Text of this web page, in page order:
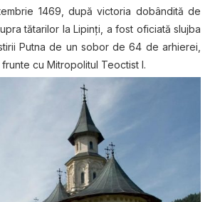
1469, după victoria dobândită de
tătarilor la Lipinţi, a fost oficiată slujba
Putna de un sobor de 64 de arhierei,
cu Mitropolitul Teoctist I.